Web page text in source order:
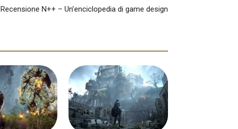
Recensione N++ – Un’enciclopedia di game design